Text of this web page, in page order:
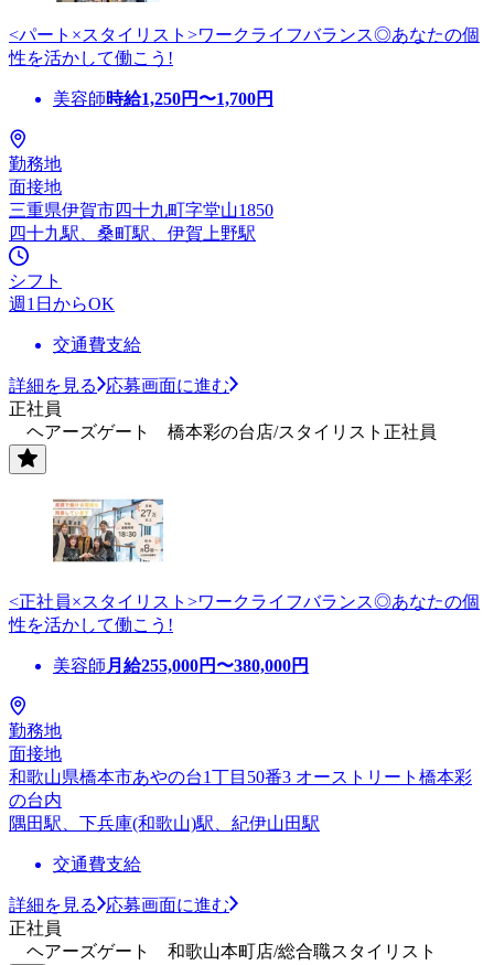
<パート×スタイリスト>ワークライフバランス◎あなたの個
性を活かして働こう!
美容師時給1,250円〜1,700円
勤務地
面接地
三重県伊賀市四十九町字堂山1850
四十九駅、桑町駅、伊賀上野駅
シフト
週1日からOK
交通費支給
詳細を見る
応募画面に進む
正社員
ヘアーズゲート 橋本彩の台店/スタイリスト正社員
<正社員×スタイリスト>ワークライフバランス◎あなたの個
性を活かして働こう!
美容師 月給255,000円〜380,000円
勤務地
面接地
和歌山県橋本市あやの台1丁目50番3 オーストリート橋本彩
の台内
隅田駅、下兵庫(和歌山)駅、紀伊山田駅
交通費支給
詳細を見る
応募画面に進む
正社員
ヘアーズゲート 和歌山本町店/総合職スタイリスト